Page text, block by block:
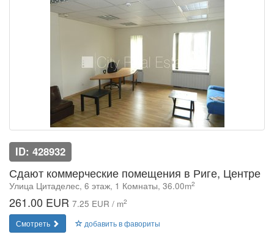
ID: 428932
Сдают коммерческие помещения в Риге, Центре
Улица Цитаделес, 6 этаж, 1 Комнаты, 36.00m2
261.00 EUR 7.25 EUR / m2
Смотреть добавить в фавориты